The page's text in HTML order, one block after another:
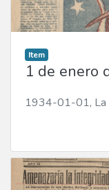
Item
1 de enero
1934-01-01,